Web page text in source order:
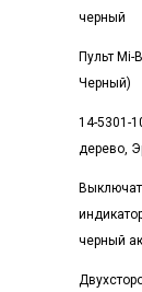
черный
Пульт Mi-
Черный)
14-5301-
дерево,
черный